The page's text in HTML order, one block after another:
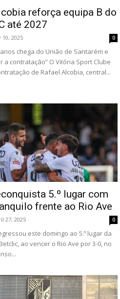
reforça equipa B do
até 2027
10, 2025 0
chega do União de Santarém e
a contratação” O Vitória Sport Clube
de Rafael Alcobia, central...
5.º lugar com
frente ao Rio Ave
27, 2025 0
este domingo ao 5.º lugar da
ao vencer o Rio Ave por 3-0, no